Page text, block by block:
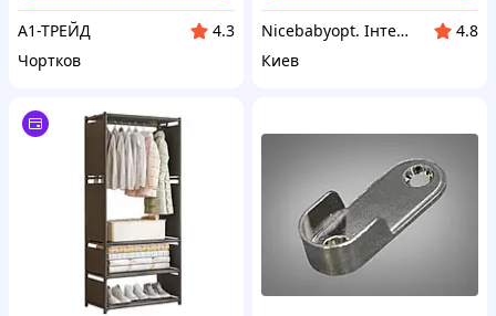
А1-ТРЕЙД
4.3
Чортков
Nicebabyopt. Інтернет магазин дитячих товарів
4.8
Киев